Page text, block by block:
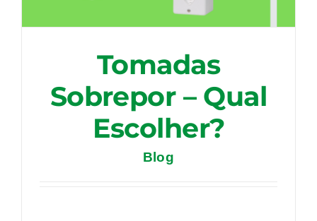
Tomadas
Sobrepor – Qual
Escolher?
Blog